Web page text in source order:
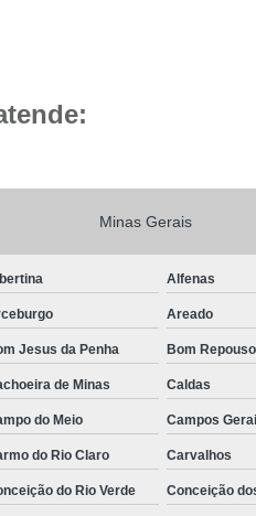
Camisa
Camisa Social
Minas Gerais
Alfenas
Areado
Jesus da Penha Bom Repouso
de Minas Caldas
do Meio Campos
do Rio Claro Carvalhos
do Rio Verde Conceição